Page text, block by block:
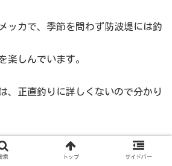
ッカで、季節を問わず防波堤には釣
楽しんでいます。
、正直釣りに詳しくないので分かり
索 トップ サイドバー